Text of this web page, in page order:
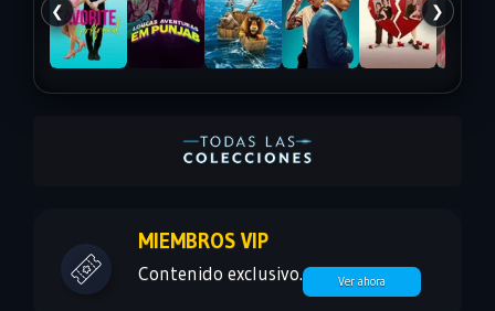
❮ ❯
MIEMBROS VIP
Contenido exclusivo. Ver ahora